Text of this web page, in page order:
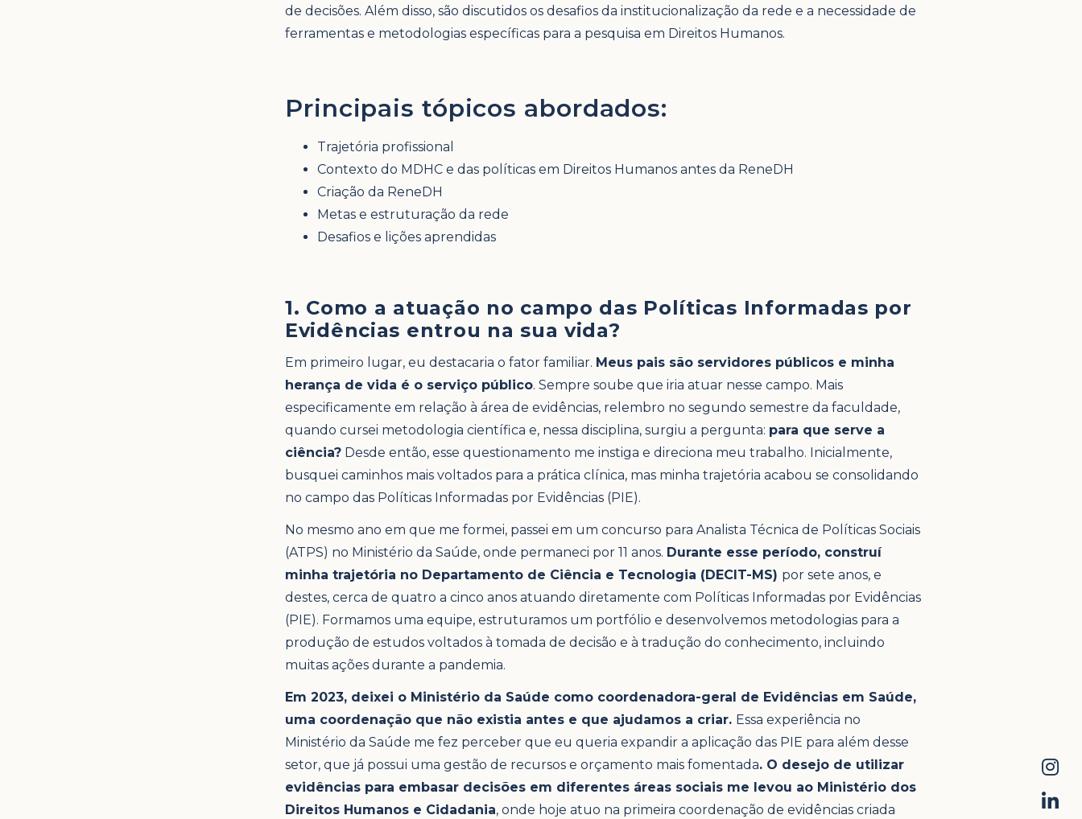
de decisões. Além disso, são discutidos os desafios da institucionalização da rede e a necessidade de
ferramentas e metodologias específicas para a pesquisa em Direitos Humanos.
Principais tópicos abordados:
Trajetória profissional
Contexto do MDHC e das políticas em Direitos Humanos antes da ReneDH
Criação da ReneDH
Metas e estruturação da rede
Desafios e lições aprendidas
1. Como a atuação no campo das Políticas Informadas por
Evidências entrou na sua vida?
Em primeiro lugar, eu destacaria o fator familiar. Meus pais são servidores públicos e minha
herança de vida é o serviço público. Sempre soube que iria atuar nesse campo. Mais
especificamente em relação à área de evidências, relembro no segundo semestre da faculdade,
quando cursei metodologia científica e, nessa disciplina, surgiu a pergunta: para que serve a
ciência? Desde então, esse questionamento me instiga e direciona meu trabalho. Inicialmente,
busquei caminhos mais voltados para a prática clínica, mas minha trajetória acabou se consolidando
no campo das Políticas Informadas por Evidências (PIE).
No mesmo ano em que me formei, passei em um concurso para Analista Técnica de Políticas Sociais
(ATPS) no Ministério da Saúde, onde permaneci por 11 anos. Durante esse período, construí
minha trajetória no Departamento de Ciência e Tecnologia (DECIT-MS) por sete anos, e
destes, cerca de quatro a cinco anos atuando diretamente com Políticas Informadas por Evidências
(PIE). Formamos uma equipe, estruturamos um portfólio e desenvolvemos metodologias para a
produção de estudos voltados à tomada de decisão e à tradução do conhecimento, incluindo
muitas ações durante a pandemia.
Em 2023, deixei o Ministério da Saúde como coordenadora-geral de Evidências em Saúde,
uma coordenação que não existia antes e que ajudamos a criar. Essa experiência no
Ministério da Saúde me fez perceber que eu queria expandir a aplicação das PIE para além desse
setor, que já possui uma gestão de recursos e orçamento mais fomentada. O desejo de utilizar
evidências para embasar decisões em diferentes áreas sociais me levou ao Ministério dos
Direitos Humanos e Cidadania, onde hoje atuo na primeira coordenação de evidências criada